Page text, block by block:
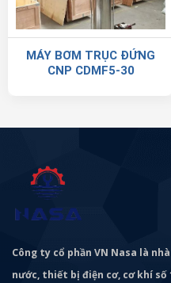
MÁY BƠM TRỤC ĐỨNG
CNP CDMF5-30
Công ty cổ phần VN Nasa là
nước, thiết bị điện cơ, cơ khí số